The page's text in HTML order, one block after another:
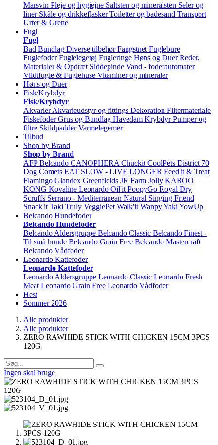
Marsvin Pleje og hygiejne Saltsten og mineralsten Seler og
liner Skåle og drikkeflasker Toiletter og badesand Transport
Urter & Grene
Fugl
Fugl
Bad Bundlag Diverse tilbehør Fangstnet Fuglebure
Fuglefoder Fuglelegetøj Fugleringe Høns og Duer Reder,
Materialer & Opdræt Siddepinde Vand - foderautomater
Vildtfugle & Fuglehuse Vitaminer og mineraler
Høns og Duer
Fisk/Krybdyr
Fisk/Krybdyr
Akvarier Akvarieudstyr og fittings Dekoration Filtermateriale
Fiskefoder Grus og Bundlag Havedam Krybdyr Pumper og
filtre Skildpadder Varmelegemer
Tilbud
Shop by Brand
Shop by Brand
AFP Belcando CANOPHERA Chuckit CoolPets District 70
Dog Comets EAT SLOW - LIVE LONGER Feed'it & Treat
Flamingo Glandex Greenfields JR Farm Jolly KAROO
KONG Kovaline Leonardo Oil'it PoopyGo Royal Dry
Scruffs Serrano - Mediterranean Natural Singing Friend
Snack'it Taki Truly VeggiePet Walk'it WanpyYaki YowUp
Belcando Hundefoder
Belcando Hundefoder
Belcando Aldersgruppe Belcando Classic Belcando Finest -
Til små hunde Belcando Grain Free Belcando Mastercraft
Belcando Vådfoder
Leonardo Kattefoder
Leonardo Kattefoder
Leonardo Aldersgruppe Leonardo Classic Leonardo Fresh
Meat Leonardo Grain Free Leonardo Vådfoder
Hest
Sommer 2026
Alle produkter
Alle produkter
ZERO RAWHIDE STICK WITH CHICKEN 15CM 3PCS
120G
Ingen skal bruge